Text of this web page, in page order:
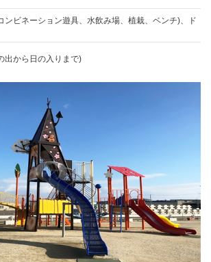
ンビネーション遊具、水飲み場、植栽、ベンチ)、ド
出から日の入りまで)